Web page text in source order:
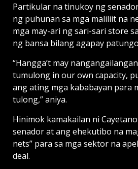
Partikular na tinukoy ng
ng puhunan sa mga maliliit na
mga may-ari ng sari-sari store
ng bansa bilang agapay
“Hangga’t may
tumulong in our own capacity,
ang ating mga kababayan para
tulong,” aniya.
Hinimok kamakailan ni
senador at ang ehekutibo na
nets” para sa mga sektor na
deal.